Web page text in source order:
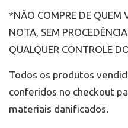
*NÃO COMPRE DE QUEM
NOTA, SEM
QUALQUER CONTROLE
Todos os produtos
conferidos no checkout
materiais danificados.